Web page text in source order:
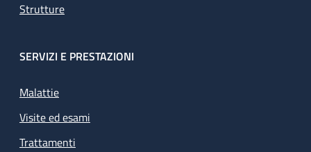
Strutture
SERVIZI E PRESTAZIONI
Malattie
Visite ed esami
Trattamenti